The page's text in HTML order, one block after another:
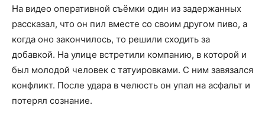
На видео оперативной съёмки один из задержанных
рассказал, что он пил вместе со своим другом пиво, а
когда оно закончилось, то решили сходить за
добавкой. На улице встретили компанию, в которой и
был молодой человек с татуировками. С ним завязался
конфликт. После удара в челюсть он упал на асфальт и
потерял сознание.